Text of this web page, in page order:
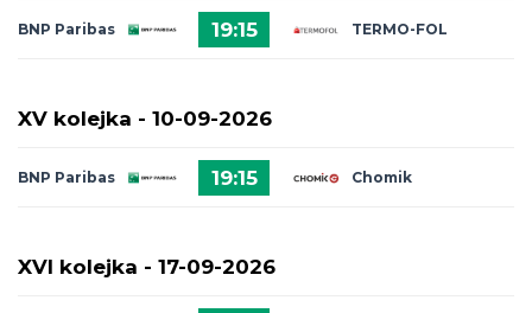
BNP Paribas 19:15 TERMO-FOL
XV kolejka - 10-09-2026
BNP Paribas 19:15 Chomik
XVI kolejka - 17-09-2026